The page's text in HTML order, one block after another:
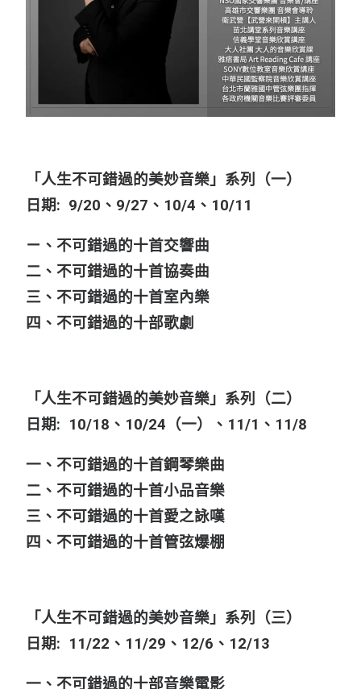
「人生不可錯過的美妙音樂」系列（一）
日期: 9/20、9/27、10/4、10/11
ㄧ、不可錯過的十首交響曲
二、不可錯過的十首協奏曲
三、不可錯過的十首室內樂
四、不可錯過的十部歌劇
「人生不可錯過的美妙音樂」系列（二）
日期: 10/18、10/24（一）、11/1、11/8
一、不可錯過的十首鋼琴樂曲
二、不可錯過的十首小品音樂
三、不可錯過的十首愛之詠嘆
四、不可錯過的十首管弦爆棚
「人生不可錯過的美妙音樂」系列（三）
日期: 11/22、11/29、12/6、12/13
一、不可錯過的十部音樂電影